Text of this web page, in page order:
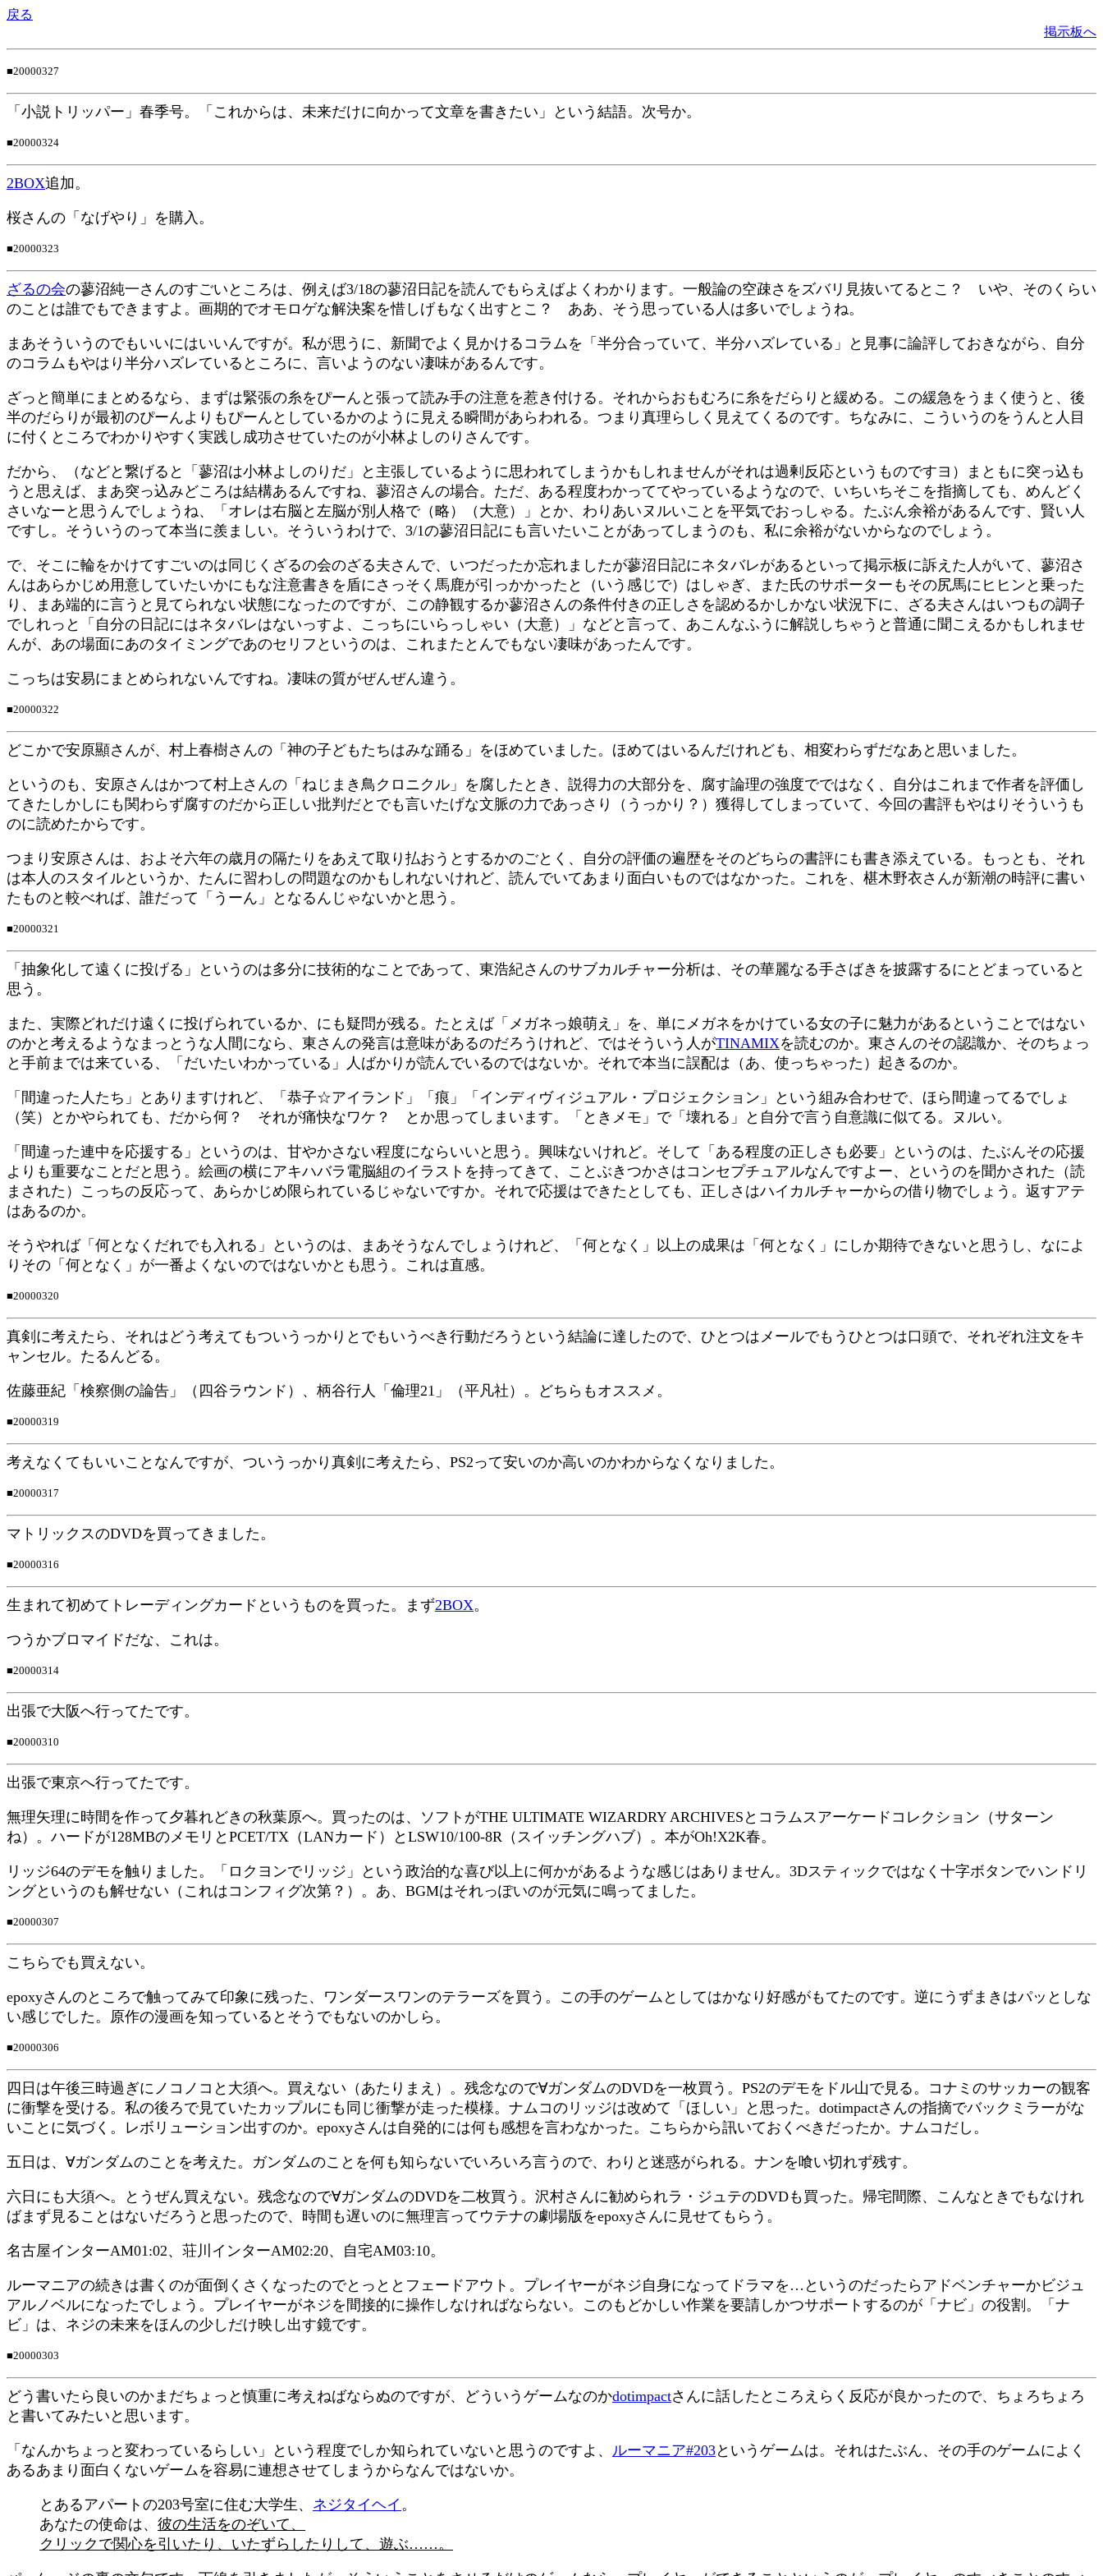
戻る
掲示板へ
■20000327
「小説トリッパー」春季号。「これからは、未来だけに向かって文章を書きたい」という結語。次号か。
■20000324
2BOX追加。
桜さんの「なげやり」を購入。
■20000323
ざるの会の蓼沼純一さんのすごいところは、例えば3/18の蓼沼日記を読んでもらえばよくわかります。一般論の空疎さをズバリ見抜いてるとこ？ いや、そのくらい
のことは誰でもできますよ。画期的でオモロゲな解決案を惜しげもなく出すとこ？ ああ、そう思っている人は多いでしょうね。
まあそういうのでもいいにはいいんですが。私が思うに、新聞でよく見かけるコラムを「半分合っていて、半分ハズレている」と見事に論評しておきながら、自分
のコラムもやはり半分ハズレているところに、言いようのない凄味があるんです。
ざっと簡単にまとめるなら、まずは緊張の糸をぴーんと張って読み手の注意を惹き付ける。それからおもむろに糸をだらりと緩める。この緩急をうまく使うと、後
半のだらりが最初のぴーんよりもぴーんとしているかのように見える瞬間があらわれる。つまり真理らしく見えてくるのです。ちなみに、こういうのをうんと人目
に付くところでわかりやすく実践し成功させていたのが小林よしのりさんです。
だから、（などと繋げると「蓼沼は小林よしのりだ」と主張しているように思われてしまうかもしれませんがそれは過剰反応というものですヨ）まともに突っ込も
うと思えば、まあ突っ込みどころは結構あるんですね、蓼沼さんの場合。ただ、ある程度わかっててやっているようなので、いちいちそこを指摘しても、めんどく
さいなーと思うんでしょうね、「オレは右脳と左脳が別人格で（略）（大意）」とか、わりあいヌルいことを平気でおっしゃる。たぶん余裕があるんです、賢い人
ですし。そういうのって本当に羨ましい。そういうわけで、3/1の蓼沼日記にも言いたいことがあってしまうのも、私に余裕がないからなのでしょう。
で、そこに輪をかけてすごいのは同じくざるの会のざる夫さんで、いつだったか忘れましたが蓼沼日記にネタバレがあるといって掲示板に訴えた人がいて、蓼沼さ
んはあらかじめ用意していたいかにもな注意書きを盾にさっそく馬鹿が引っかかったと（いう感じで）はしゃぎ、また氏のサポーターもその尻馬にヒヒンと乗った
り、まあ端的に言うと見てられない状態になったのですが、この静観するか蓼沼さんの条件付きの正しさを認めるかしかない状況下に、ざる夫さんはいつもの調子
でしれっと「自分の日記にはネタバレはないっすよ、こっちにいらっしゃい（大意）」などと言って、あこんなふうに解説しちゃうと普通に聞こえるかもしれませ
んが、あの場面にあのタイミングであのセリフというのは、これまたとんでもない凄味があったんです。
こっちは安易にまとめられないんですね。凄味の質がぜんぜん違う。
■20000322
どこかで安原顯さんが、村上春樹さんの「神の子どもたちはみな踊る」をほめていました。ほめてはいるんだけれども、相変わらずだなあと思いました。
というのも、安原さんはかつて村上さんの「ねじまき鳥クロニクル」を腐したとき、説得力の大部分を、腐す論理の強度でではなく、自分はこれまで作者を評価し
てきたしかしにも関わらず腐すのだから正しい批判だとでも言いたげな文脈の力であっさり（うっかり？）獲得してしまっていて、今回の書評もやはりそういうも
のに読めたからです。
つまり安原さんは、およそ六年の歳月の隔たりをあえて取り払おうとするかのごとく、自分の評価の遍歴をそのどちらの書評にも書き添えている。もっとも、それ
は本人のスタイルというか、たんに習わしの問題なのかもしれないけれど、読んでいてあまり面白いものではなかった。これを、椹木野衣さんが新潮の時評に書い
たものと較べれば、誰だって「うーん」となるんじゃないかと思う。
■20000321
「抽象化して遠くに投げる」というのは多分に技術的なことであって、東浩紀さんのサブカルチャー分析は、その華麗なる手さばきを披露するにとどまっていると
思う。
また、実際どれだけ遠くに投げられているか、にも疑問が残る。たとえば「メガネっ娘萌え」を、単にメガネをかけている女の子に魅力があるということではない
のかと考えるようなまっとうな人間になら、東さんの発言は意味があるのだろうけれど、ではそういう人がTINAMIXを読むのか。東さんのその認識か、そのちょっ
と手前までは来ている、「だいたいわかっている」人ばかりが読んでいるのではないか。それで本当に誤配は（あ、使っちゃった）起きるのか。
「間違った人たち」とありますけれど、「恭子☆アイランド」「痕」「インディヴィジュアル・プロジェクション」という組み合わせで、ほら間違ってるでしょ
（笑）とかやられても、だから何？ それが痛快なワケ？ とか思ってしまいます。「ときメモ」で「壊れる」と自分で言う自意識に似てる。ヌルい。
「間違った連中を応援する」というのは、甘やかさない程度にならいいと思う。興味ないけれど。そして「ある程度の正しさも必要」というのは、たぶんその応援
よりも重要なことだと思う。絵画の横にアキハバラ電脳組のイラストを持ってきて、ことぶきつかさはコンセプチュアルなんですよー、というのを聞かされた（読
まされた）こっちの反応って、あらかじめ限られているじゃないですか。それで応援はできたとしても、正しさはハイカルチャーからの借り物でしょう。返すアテ
はあるのか。
そうやれば「何となくだれでも入れる」というのは、まあそうなんでしょうけれど、「何となく」以上の成果は「何となく」にしか期待できないと思うし、なによ
りその「何となく」が一番よくないのではないかとも思う。これは直感。
■20000320
真剣に考えたら、それはどう考えてもついうっかりとでもいうべき行動だろうという結論に達したので、ひとつはメールでもうひとつは口頭で、それぞれ注文をキ
ャンセル。たるんどる。
佐藤亜紀「検察側の論告」（四谷ラウンド）、柄谷行人「倫理21」（平凡社）。どちらもオススメ。
■20000319
考えなくてもいいことなんですが、ついうっかり真剣に考えたら、PS2って安いのか高いのかわからなくなりました。
■20000317
マトリックスのDVDを買ってきました。
■20000316
生まれて初めてトレーディングカードというものを買った。まず2BOX。
つうかブロマイドだな、これは。
■20000314
出張で大阪へ行ってたです。
■20000310
出張で東京へ行ってたです。
無理矢理に時間を作って夕暮れどきの秋葉原へ。買ったのは、ソフトがTHE ULTIMATE WIZARDRY ARCHIVESとコラムスアーケードコレクション（サターン
ね）。ハードが128MBのメモリとPCET/TX（LANカード）とLSW10/100-8R（スイッチングハブ）。本がOh!X2K春。
リッジ64のデモを触りました。「ロクヨンでリッジ」という政治的な喜び以上に何かがあるような感じはありません。3Dスティックではなく十字ボタンでハンドリ
ングというのも解せない（これはコンフィグ次第？）。あ、BGMはそれっぽいのが元気に鳴ってました。
■20000307
こちらでも買えない。
epoxyさんのところで触ってみて印象に残った、ワンダースワンのテラーズを買う。この手のゲームとしてはかなり好感がもてたのです。逆にうずまきはパッとしな
い感じでした。原作の漫画を知っているとそうでもないのかしら。
■20000306
四日は午後三時過ぎにノコノコと大須へ。買えない（あたりまえ）。残念なので∀ガンダムのDVDを一枚買う。PS2のデモをドル山で見る。コナミのサッカーの観客
に衝撃を受ける。私の後ろで見ていたカップルにも同じ衝撃が走った模様。ナムコのリッジは改めて「ほしい」と思った。dotimpactさんの指摘でバックミラーがな
いことに気づく。レボリューション出すのか。epoxyさんは自発的には何も感想を言わなかった。こちらから訊いておくべきだったか。ナムコだし。
五日は、∀ガンダムのことを考えた。ガンダムのことを何も知らないでいろいろ言うので、わりと迷惑がられる。ナンを喰い切れず残す。
六日にも大須へ。とうぜん買えない。残念なので∀ガンダムのDVDを二枚買う。沢村さんに勧められラ・ジュテのDVDも買った。帰宅間際、こんなときでもなけれ
ばまず見ることはないだろうと思ったので、時間も遅いのに無理言ってウテナの劇場版をepoxyさんに見せてもらう。
名古屋インターAM01:02、荘川インターAM02:20、自宅AM03:10。
ルーマニアの続きは書くのが面倒くさくなったのでとっととフェードアウト。プレイヤーがネジ自身になってドラマを…というのだったらアドベンチャーかビジュ
アルノベルになったでしょう。プレイヤーがネジを間接的に操作しなければならない。このもどかしい作業を要請しかつサポートするのが「ナビ」の役割。「ナ
ビ」は、ネジの未来をほんの少しだけ映し出す鏡です。
■20000303
どう書いたら良いのかまだちょっと慎重に考えねばならぬのですが、どういうゲームなのかdotimpactさんに話したところえらく反応が良かったので、ちょろちょろ
と書いてみたいと思います。
「なんかちょっと変わっているらしい」という程度でしか知られていないと思うのですよ、 ルーマニア#203というゲームは。それはたぶん、その手のゲームによく
あるあまり面白くないゲームを容易に連想させてしまうからなんではないか。
とあるアパートの203号室に住む大学生、 ネジタイヘイ 。
あなたの使命は、 彼の生活をのぞいて、
クリックで関心を引いたり、いたずらしたりして、遊ぶ……。